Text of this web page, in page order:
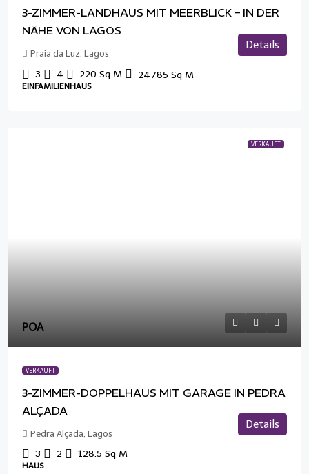
3-ZIMMER-LANDHAUS MIT MEERBLICK – IN DER
NÄHE VON LAGOS
Praia da Luz, Lagos
3 4 220 Sq M 24785 Sq M
EINFAMILIENHAUS
Details
VERKAUFT
POA
VERKAUFT
3-ZIMMER-DOPPELHAUS MIT GARAGE IN PEDRA
ALÇADA
Pedra Alçada, Lagos
3 2 128.5 Sq M
HAUS
Details